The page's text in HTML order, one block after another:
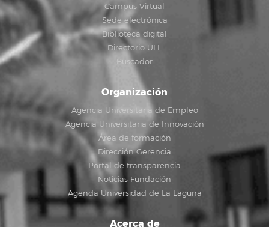
Campus Virtual
Sede electrónica
Biblioteca digital
Directorio ULL
Buscador
Organización
Agencia Universitaria de Empleo
Agencia Universitaria de Innovación
Área de formación
Dirección Gerencia
Portal de transparencia
Noticias Fundación
Agenda Universidad de La Laguna
Acerca de